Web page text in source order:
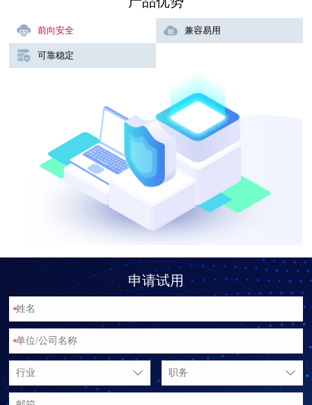
前向安全 兼容易用
可靠稳定
申请试用
*
*
行业 职务